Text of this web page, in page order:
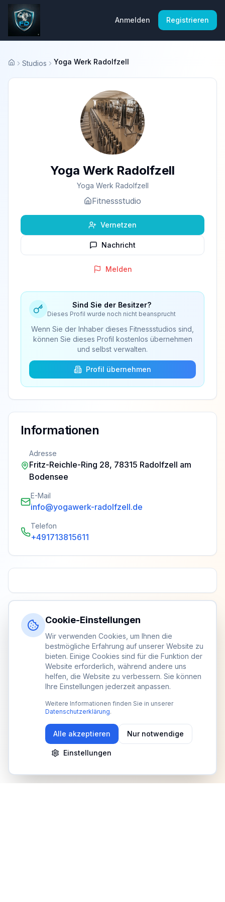
Anmelden Registrieren
Startseite
Studios Yoga Werk Radolfzell
Yoga Werk Radolfzell
Yoga Werk Radolfzell
Fitnessstudio
Vernetzen
Nachricht
Melden
Sind Sie der Besitzer?
Dieses Profil wurde noch nicht beansprucht
Wenn Sie der Inhaber dieses Fitnessstudios sind,
können Sie dieses Profil kostenlos übernehmen
und selbst verwalten.
Profil übernehmen
Informationen
Adresse
Fritz-Reichle-Ring 28, 78315 Radolfzell am
Bodensee
E-Mail
info@yogawerk-radolfzell.de
Telefon
+491713815611
Cookie-Einstellungen
Wir verwenden Cookies, um Ihnen die
bestmögliche Erfahrung auf unserer Website zu
bieten. Einige Cookies sind für die Funktion der
Website erforderlich, während andere uns
helfen, die Website zu verbessern. Sie können
Ihre Einstellungen jederzeit anpassen.
Weitere Informationen finden Sie in unserer
Datenschutzerklärung.
Alle akzeptieren Nur notwendige
Einstellungen